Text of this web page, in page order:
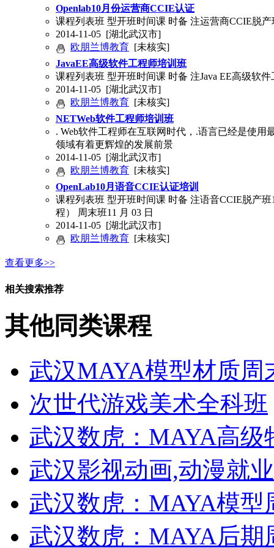
Openlab10月份运营商CCIE认证
课程列表班 型开班时间课 时备 注运营商CCIE脱产
2014-11-05 [湖北武汉市]
欧朋兰博教育 [未核实]
JavaEE高级软件工程师培训班
课程列表班 型开班时间课 时备 注Java EE高级软
2014-11-05 [湖北武汉市]
欧朋兰博教育 [未核实]
NETWeb软件工程师培训班
. Web软件工程师在互联网时代，.语言已经是使
领域有着更辉煌的发展前景
2014-11-05 [湖北武汉市]
欧朋兰博教育 [未核实]
OpenLab10月语音CCIE认证培训
课程列表班 型开班时间课 时备 注语音CCIE脱产
程） 周末班11 月 03 日
2014-11-05 [湖北武汉市]
欧朋兰博教育 [未核实]
查看更多>>
相关搜索推荐
其他同类课程
武汉MAYA模型材质周
次世代游戏美术全科班
武汉数虎：MAYA高级
武汉影视动画,动漫就
武汉数虎：MAYA模型
武汉数虎：MAYA后期